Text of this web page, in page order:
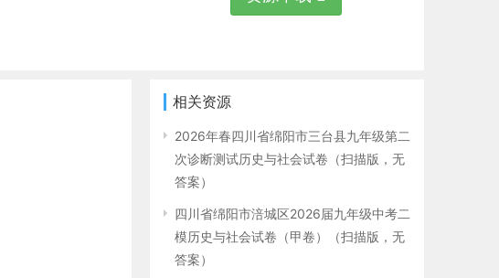
相关资源
2026年春四川省绵阳市三台县九年级第二
次诊断测试历史与社会试卷（扫描版，无
答案）
四川省绵阳市涪城区2026届九年级中考二
模历史与社会试卷（甲卷）（扫描版，无
答案）